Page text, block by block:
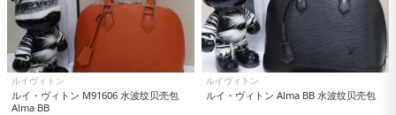
ルイヴィトン
ルイ・ヴィトン M91606 水波纹贝壳包
Alma BB
ルイヴィトン
ルイ・ヴィトン Alma BB 水波纹贝壳包